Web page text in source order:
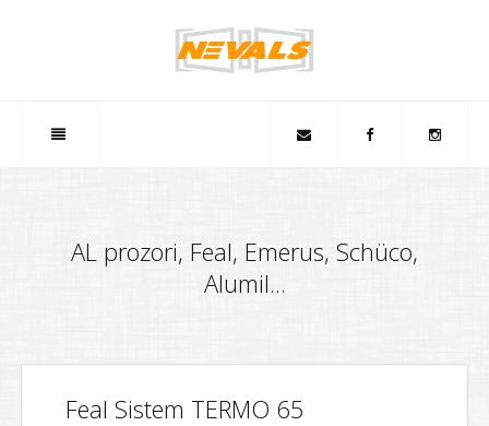
AL prozori, Feal, Emerus, Schüco,
Alumil...
Feal Sistem TERMO 65